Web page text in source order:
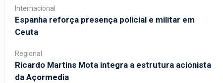
Internacional
Espanha reforça presença policial e militar em
Ceuta
Regional
Ricardo Martins Mota integra a estrutura acionista
da Açormedia